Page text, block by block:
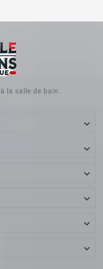
la salle de bain.





